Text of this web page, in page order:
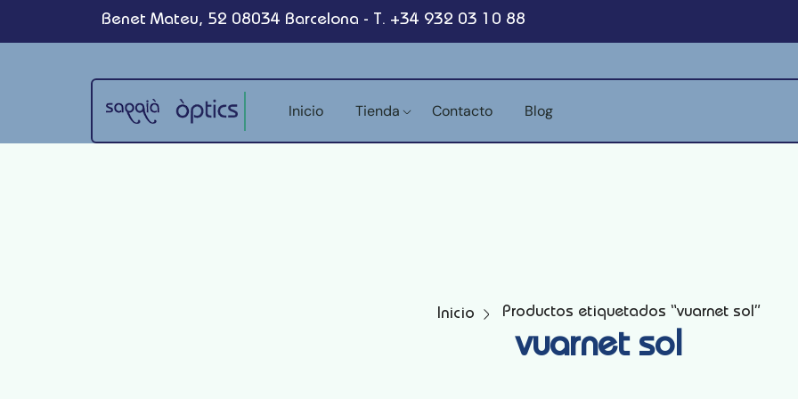
Benet Mateu, 52 08034 Barcelona - T. +34 932 03 10 88
Inicio Tienda Contacto Blog
Inicio Productos etiquetados “vuarnet sol”
vuarnet sol